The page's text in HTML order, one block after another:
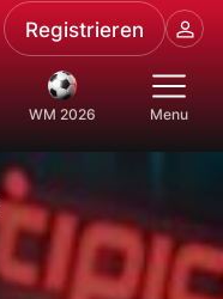
Registrieren
WM 2026 Menu